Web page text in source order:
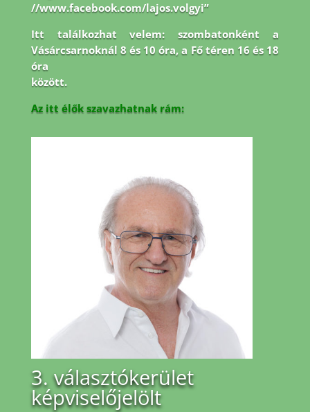
//www.facebook.com/lajos.volgyi”
Itt találkozhat velem: szombatonként a
Vásárcsarnoknál 8 és 10 óra, a Fő téren 16 és 18
óra
között.
Az itt élők szavazhatnak rám:
3. választókerület
képviselőjelölt